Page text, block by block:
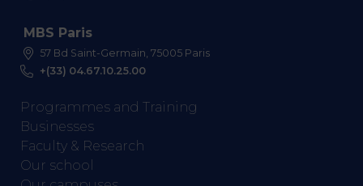
MBS Paris
57 Bd Saint-Germain, 75005 Paris
+(33) 04.67.10.25.00
Programmes and Training
Businesses
Faculty & Research
Our school